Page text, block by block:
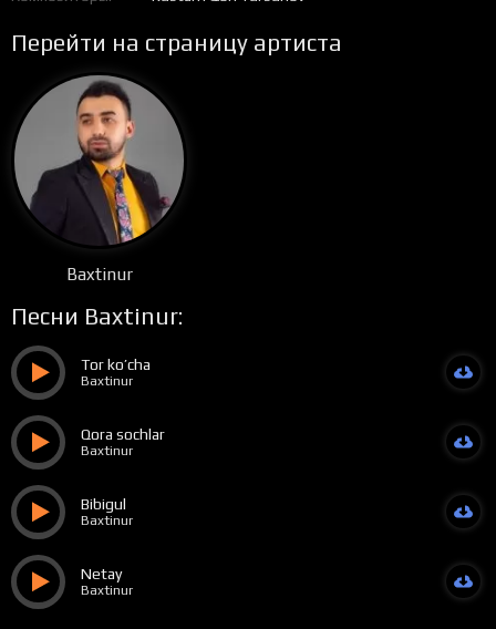
Перейти на страницу артиста
Baxtinur
Песни Baxtinur:
Tor ko’cha
Baxtinur
Qora sochlar
Baxtinur
Bibigul
Baxtinur
Netay
Baxtinur